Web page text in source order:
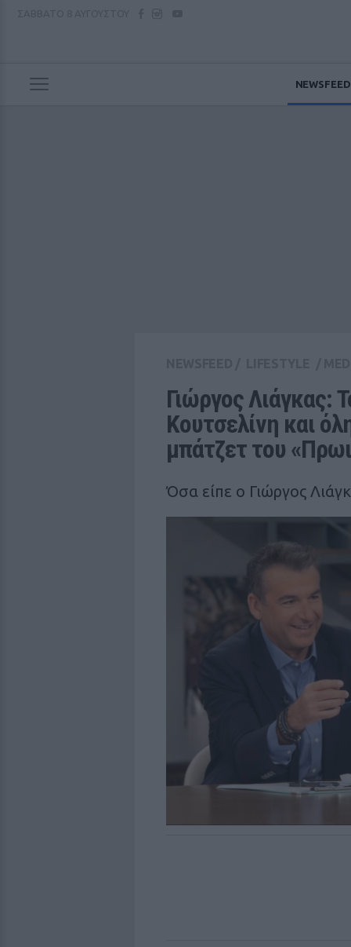
NEWSFEED
Γιώργος Λιάγκας:
Κουτσελίνη και
μπάτζετ του
Όσα είπε ο Γιώργος